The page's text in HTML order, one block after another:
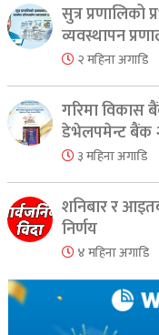
सुत्र प्रणालिको
व्यवस्थापन
२ महिना अगाडि
गरिमा विकास
डेभेलपमेन्ट बैंक
३ महिना अगाडि
शनिबार र
निर्णय
४ महिना अगाडि